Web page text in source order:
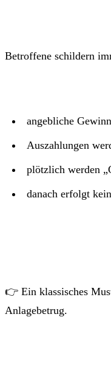
Betroffene schildern
angebliche
Auszahlungen
plötzlich werden
danach erfolgt
👉 Ein klassisches
Anlagebetrug.